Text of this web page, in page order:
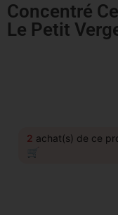
Concentré
Le Petit
2 achat(s) de ce
🛒